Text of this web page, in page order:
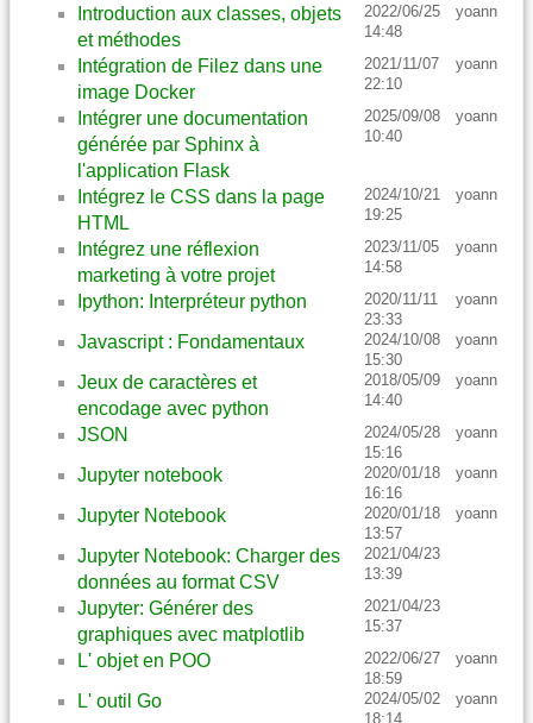
Introduction aux classes, objets
et méthodes
2022/06/25
14:48
yoann
Intégration de Filez dans une
image Docker
2021/11/07
22:10
yoann
Intégrer une documentation
générée par Sphinx à
l'application Flask
2025/09/08
10:40
yoann
Intégrez le CSS dans la page
HTML
2024/10/21
19:25
yoann
Intégrez une réflexion
marketing à votre projet
2023/11/05
14:58
yoann
Ipython: Interpréteur python
2020/11/11
23:33
yoann
Javascript : Fondamentaux
2024/10/08
15:30
yoann
Jeux de caractères et
encodage avec python
2018/05/09
14:40
yoann
JSON
2024/05/28
15:16
yoann
Jupyter notebook
2020/01/18
16:16
yoann
Jupyter Notebook
2020/01/18
13:57
yoann
Jupyter Notebook: Charger des
données au format CSV
2021/04/23
13:39
Jupyter: Générer des
graphiques avec matplotlib
2021/04/23
15:37
L' objet en POO
2022/06/27
18:59
yoann
L' outil Go
2024/05/02
18:14
yoann